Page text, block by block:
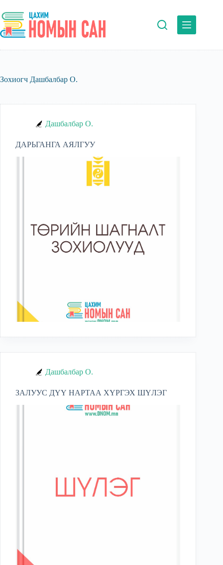
to
content
Зохиогч Дашбалбар О.
Дашбалбар О.
ДАРЬГАНГА АЯЛГУУ
Дашбалбар О.
ЗАЛУУС ДҮҮ НАРТАА ХҮРГЭХ ШҮЛЭГ